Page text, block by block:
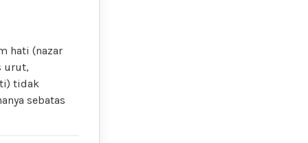
hati (nazar
urut,
tidak
sebatas